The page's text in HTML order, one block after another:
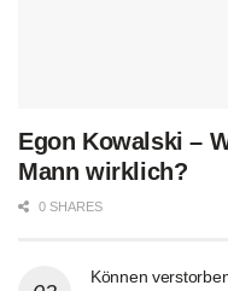
Egon Kowalski –
Mann wirklich?
0 SHARES
Können